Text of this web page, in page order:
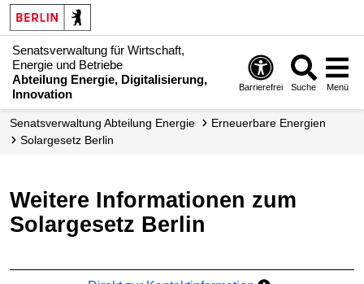
Senatsverwaltung für Wirtschaft,
Energie und Betriebe
Abteilung Energie, Digitalisierung,
Innovation
Barrierefrei Suche Menü
Senats­verwaltung Abteilung Energie
Erneuerbare Energien
Solargesetz Berlin
Weitere Informationen zum
Solargesetz Berlin